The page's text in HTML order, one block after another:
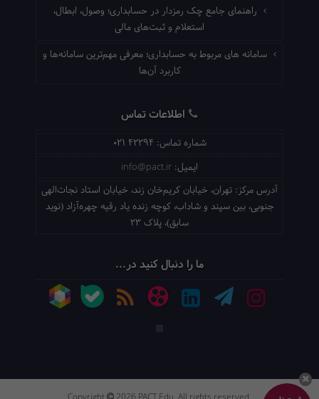
راهنمای جامع چک رمزدار در حسابداری؛ وصول، ابطال،
استعلام و ثبت‌های مالی
سامانه های مربوط به حسابداری؛ معرفی مهم‌ترین سامانه‌ها و
کاربرد آن‌ها
اطلاعات تماس
شماره تماس: 021 42294
ایمیل: info@pact.ir
آدرس مرکز: تهران، خیابان کریم‌خان زند، خیابان استاد نجات‌الهی
جنوبی، بین سپند و شاداب، کوچه زنده یاد رقیه چهره‌آزاد (نوید
سابق)، پلاک 23
ما را دنبال کنید در...
Copyright 2026 PACT Edu. All rights reserved.